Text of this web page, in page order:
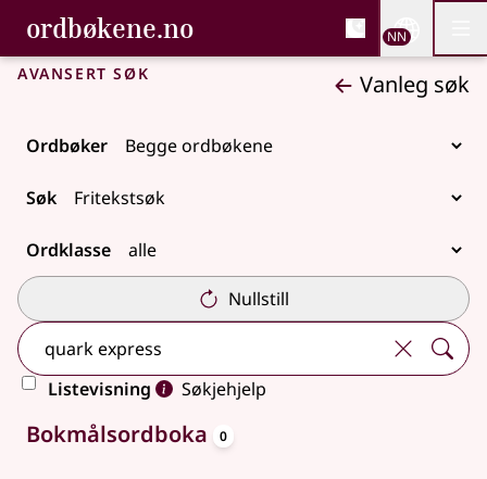
Gå til hovudinnhald
Tilgjenge
ordbøkene.no, Bokmålsordboka og
Bokmålsordboka og Nynorskordboka
NN
Avansert søk Vanleg søk
Ordbøker
Søk
Ordklasse
Nullstill
Listevisning
Søkjehjelp
Ingen treff
Bokmålsordboka 0